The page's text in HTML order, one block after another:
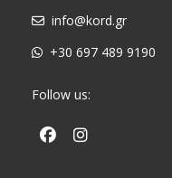
info@kord.gr
+30 697 489 9190
Follow us: